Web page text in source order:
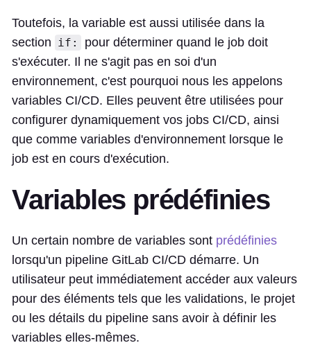
Toutefois, la variable est aussi utilisée dans la
section
if:
pour déterminer quand le job doit
s'exécuter. Il ne s'agit pas en soi d'un
environnement, c'est pourquoi nous les appelons
variables CI/CD. Elles peuvent être utilisées pour
configurer dynamiquement vos jobs CI/CD, ainsi
que comme variables d'environnement lorsque le
job est en cours d'exécution.
Variables prédéfinies
Un certain nombre de variables sont prédéfinies
lorsqu'un pipeline GitLab CI/CD démarre. Un
utilisateur peut immédiatement accéder aux valeurs
pour des éléments tels que les validations, le projet
ou les détails du pipeline sans avoir à définir les
variables elles-mêmes.